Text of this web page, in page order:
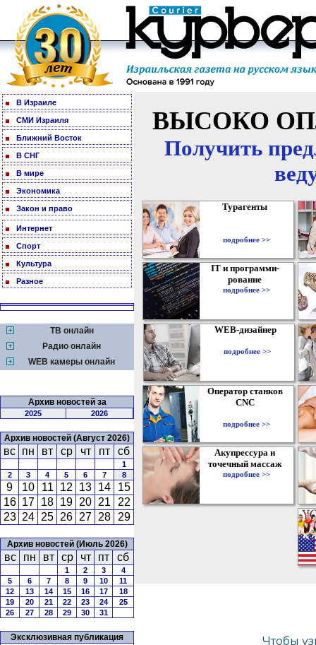
В Израиле
СМИ Израиля
Ближний Восток
В СНГ
В мире
Экономика
Закон и право
Интернет
Спорт
Культура
Разное
ТВ онлайн
Радио онлайн
WEB камеры онлайн
Архив новостей за
2025 2026
Архив новостей (Август 2026)
вс пн вт ср чт пт сб
1
2
3 4 5 6 7 8
9 10 11 12 13 14
15
16 17 18 19 20 21
22
23 24 25 26 27 28 29
Архив новостей (Июль 2026)
вс пн вт ср чт пт сб
1 2 3
4
5
6 7 8 9 10
11
12
13 14 15 16 17
18
19
20 21 22 23 24
25
26
27 28 29 30 31
Эксклюзивная публикация
ВЫСОКО
Получить
Турагенты
подробнее >>
IT и программи-
рование
подробнее >>
WEB-дизайнер
подробнее >>
Оператор станков
CNC
подробнее >>
Акупрессура и
точечный массаж
подробнее >>